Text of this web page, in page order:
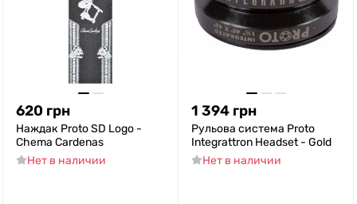
620 грн
Наждак Proto SD Logo -
Chema Cardenas
Нет в наличии
1 394 грн
Рульова система Proto
Integrattron Headset - Gold
Нет в наличии